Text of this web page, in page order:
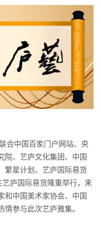
合中国百家门户网站、央
院、艺庐文化集团、中国
繁星计划、艺庐国际易货
艺庐国际易货隆重举行，来
和中国美术家协会、中国
参与此次艺庐雅集。